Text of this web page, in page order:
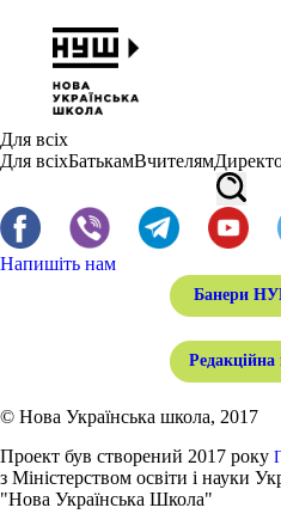
Для всіх
Для всіхБатькамВчителям
Напишіть нам
Банери
Редакційна
© Нова Українська школа, 2017
Проект був створений 2017 року
з Міністерством освіти і науки
"Нова Українська Школа"